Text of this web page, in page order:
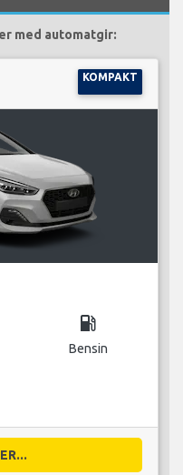
med automatgir:
KOMPAKT
local_gas_station
Bensin